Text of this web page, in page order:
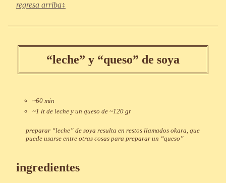
regresa arriba
“leche” y “queso” de soya
~60 min
~1 lt de leche y un queso de ~120 gr
preparar “leche” de soya resulta en restos llamados okara, que
puede usarse entre otras cosas para preparar un “queso”
ingredientes